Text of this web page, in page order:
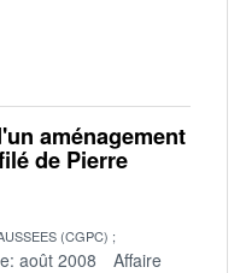
aménagement
de Pierre
(CGPC)
août 2008
Affaire